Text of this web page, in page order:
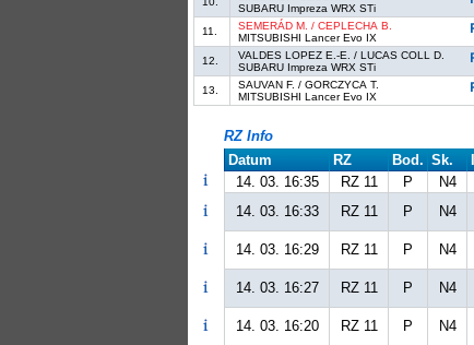
SUBARU Impreza WRX STi
11.
SEMERÁD M. / CEPLECHA B.
MITSUBISHI Lancer Evo IX
12.
VALDES LOPEZ E.-E. / LUCAS COLL D.
SUBARU Impreza WRX STi
13.
SAUVAN F. / GORCZYCA T.
MITSUBISHI Lancer Evo IX
RZ Info
Datum
RZ Bod. Sk.
14. 03. 16:35
RZ 11 P N4
14. 03. 16:33
RZ 11 P N4
14. 03. 16:29
RZ 11 P N4
14. 03. 16:27
RZ 11 P N4
14. 03. 16:20
RZ 11 P N4